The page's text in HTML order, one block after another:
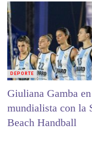
Giuliana Gamba
mundialista con la
Beach Handball
DEPORTE